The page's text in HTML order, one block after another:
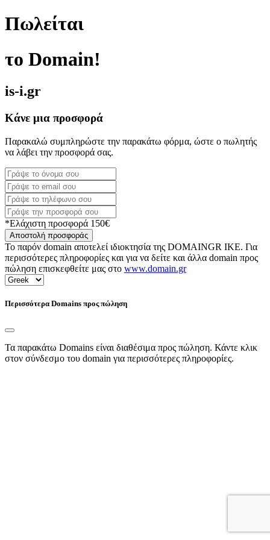
Πωλείται
το Domain!
is-i.gr
Κάνε μια προσφορά
Παρακαλώ συμπληρώστε την παρακάτω φόρμα, ώστε ο πωλητής
να λάβει την προσφορά σας.
*Ελάχιστη προσφορά 150€
Αποστολή προσφοράς
Το παρόν domain αποτελεί ιδιοκτησία της DOMAINGR ΙΚΕ. Για
περισσότερες πληροφορίες και για να δείτε και άλλα domain προς
πώληση επισκεφθείτε μας στο www.domain.gr
Περισσότερα Domains προς πώληση
Τα παρακάτω Domains είναι διαθέσιμα προς πώληση. Κάντε κλικ
στον σύνδεσμο του domain για περισσότερες πληροφορίες.